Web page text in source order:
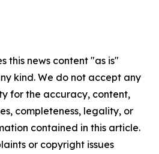
this news content "as is"
kind. We do not accept any
for the accuracy, content,
completeness, legality, or
contained in this article.
or copyright issues